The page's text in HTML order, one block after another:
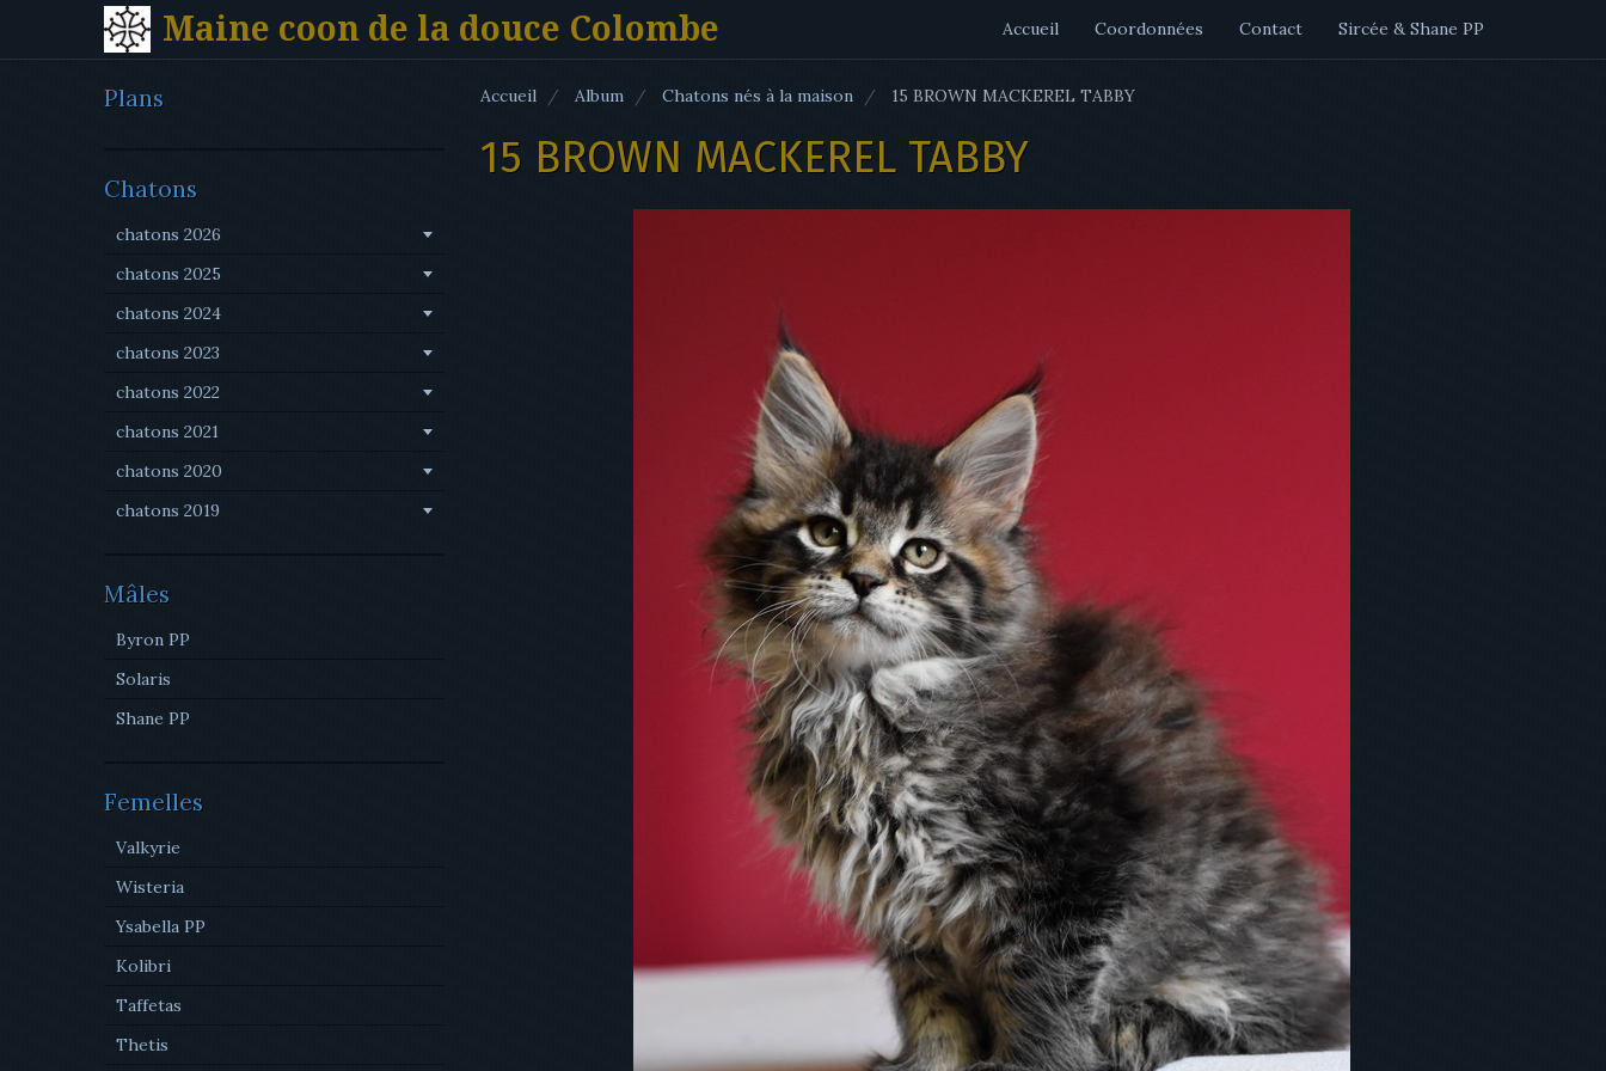
Maine coon de la douce Colombe Accueil Coordonnées Contact Sircée & Shane PP
Accueil Album Chatons nés à la maison 15 BROWN MACKEREL TABBY
15 BROWN MACKEREL TABBY
Plans
Chatons
chatons 2026
chatons 2025
chatons 2024
chatons 2023
chatons 2022
chatons 2021
chatons 2020
chatons 2019
Mâles
Byron PP
Solaris
Shane PP
Femelles
Valkyrie
Wisteria
Ysabella PP
Kolibri
Taffetas
Thetis